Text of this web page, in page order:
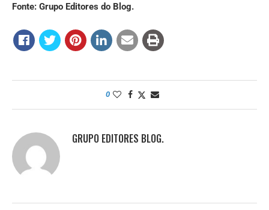
Fonte: Grupo Editores do Blog.
0
GRUPO EDITORES BLOG.